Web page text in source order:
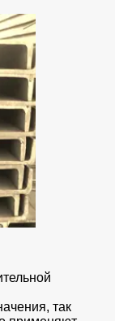
так